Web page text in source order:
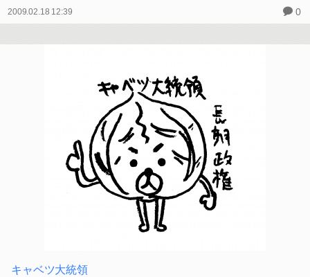
2009.02.18 12:39 0
キャベツ大統領